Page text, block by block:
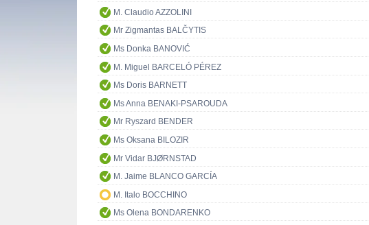
M. Claudio AZZOLINI
Mr Zigmantas BALČYTIS
Ms Donka BANOVIĆ
M. Miguel BARCELÓ PÉREZ
Ms Doris BARNETT
Ms Anna BENAKI-PSAROUDA
Mr Ryszard BENDER
Ms Oksana BILOZIR
Mr Vidar BJØRNSTAD
M. Jaime BLANCO GARCÍA
M. Italo BOCCHINO
Ms Olena BONDARENKO